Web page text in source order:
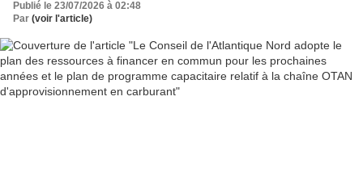
d'approvisionnement en carburant
Publié le 23/07/2026 à 02:48
Par (voir l'article)